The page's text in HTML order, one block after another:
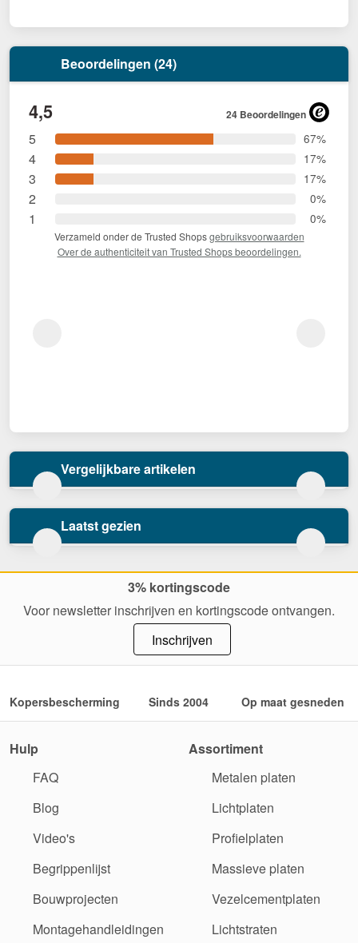
Beoordelingen (24)
4,5 24 Beoordelingen
5 67%
4 17%
3 17%
2 0%
1 0%
Verzameld onder de Trusted Shopsgebruiksvoorwaarden
Over de authenticiteit van Trusted Shops beoordelingen.
Vergelijkbare artikelen
Laatst gezien
3% kortingscode
Voor newsletter inschrijven en kortingscode ontvangen.
Inschrijven
Kopersbescherming Sinds 2004 Op maat gesneden
Hulp
FAQ
Blog
Video's
Begrippenlijst
Bouwprojecten
Montagehandleidingen
Assortiment
Metalen platen
Lichtplaten
Profielplaten
Massieve platen
Vezelcementplaten
Lichtstraten